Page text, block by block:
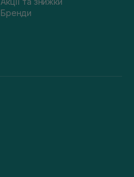
Бренди